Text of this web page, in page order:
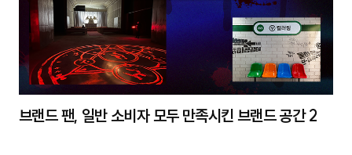
브랜드 팬, 일반 소비자 모두 만족시킨 브랜드 공간 2